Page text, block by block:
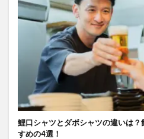
鯉口シャツとダボシャツの違いは
すめの4選！